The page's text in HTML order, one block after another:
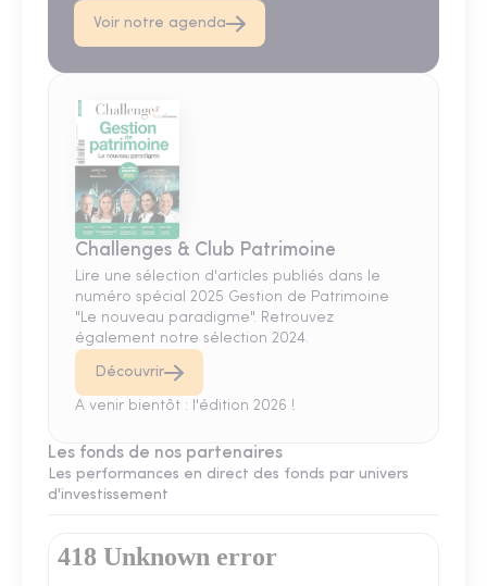
Voir notre agenda
Challenges & Club Patrimoine
Lire une sélection d'articles publiés dans le
numéro spécial 2025 Gestion de Patrimoine
"Le nouveau paradigme". Retrouvez
également notre sélection 2024.
Découvrir
A venir bientôt : l'édition 2026 !
Les fonds de nos partenaires
Les performances en direct des fonds par univers
d'investissement